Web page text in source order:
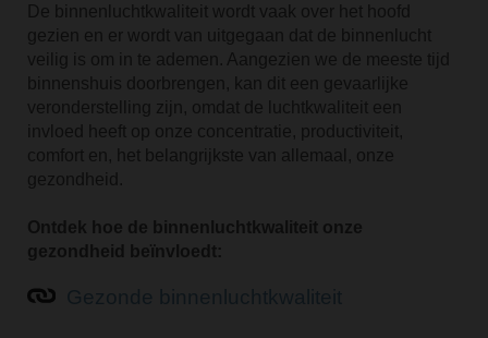
De binnenluchtkwaliteit wordt vaak over het hoofd
gezien en er wordt van uitgegaan dat de binnenlucht
veilig is om in te ademen. Aangezien we de meeste tijd
binnenshuis doorbrengen, kan dit een gevaarlijke
veronderstelling zijn, omdat de luchtkwaliteit een
invloed heeft op onze concentratie, productiviteit,
comfort en, het belangrijkste van allemaal, onze
gezondheid.
Ontdek hoe de binnenluchtkwaliteit onze
gezondheid beïnvloedt: